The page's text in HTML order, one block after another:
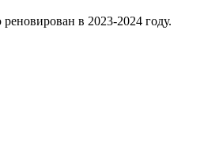
в 2023-2024 году.